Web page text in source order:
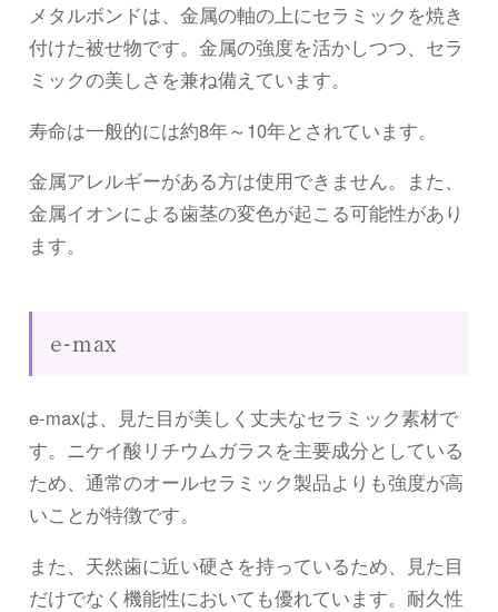
メタルボンドは、金属の軸の上にセラミックを焼き
付けた被せ物です。金属の強度を活かしつつ、セラ
ミックの美しさを兼ね備えています。
寿命は一般的には約8年～10年とされています。
金属アレルギーがある方は使用できません。また、
金属イオンによる歯茎の変色が起こる可能性があり
ます。
e-max
e-maxは、見た目が美しく丈夫なセラミック素材で
す。ニケイ酸リチウムガラスを主要成分としている
ため、通常のオールセラミック製品よりも強度が高
いことが特徴です。
また、天然歯に近い硬さを持っているため、見た目
だけでなく機能性においても優れています。耐久性